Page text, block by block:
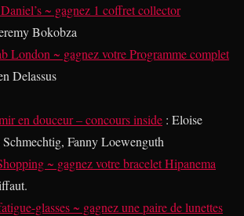
~ gagnez 1 coffret collector
Bokobza
London ~ gagnez votre Programme complet
Delassus
en douceur – concours inside : Eloise
Fanny Loewenguth
~ gagnez votre bracelet Hipanema
glasses ~ gagnez une paire de lunettes